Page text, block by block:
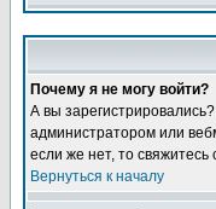
Почему я не могу войти?
А вы
администратором или
если же нет, то
Вернуться к началу